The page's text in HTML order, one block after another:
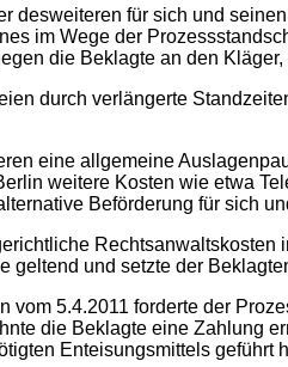
desweiteren für sich und
im Wege der
die Beklagte an den
durch verlängerte
eine allgemeine
weitere Kosten wie etwa
Beförderung für sich
geltend und setzte der
vom 5.4.2011 forderte der
die Beklagte eine Zahlung
Enteisungsmittels geführt